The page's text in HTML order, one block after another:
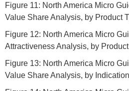
Figure 11: North America Micro
Value Share Analysis, by Product
Figure 12: North America Micro
Attractiveness Analysis, by
Figure 13: North America Micro
Value Share Analysis, by